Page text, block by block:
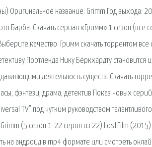
Оригинальное название: Grimm Год выхода:
Барба. Скачать сериал «Гримм» 1 сезон (все
качество. Гримм скачать торрентом
Портленда Нику Бёркхардту становится
деятельность существ. Скачать
фэнтези, драма, детектив Показ новых
TV" под чутким руководством
(5 сезон 1-22 серия из 22) LostFilm (2015)
на андроид в mp4 формате или смотреть